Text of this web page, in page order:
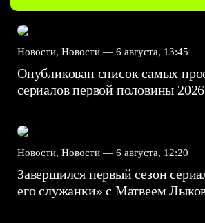
Новости, Новости — 6 августа, 13:45
Опубликован список самых
сериалов первой половины 2026
Новости, Новости — 6 августа, 12:20
Завершился первый сезон
его служанки» с Матвеем